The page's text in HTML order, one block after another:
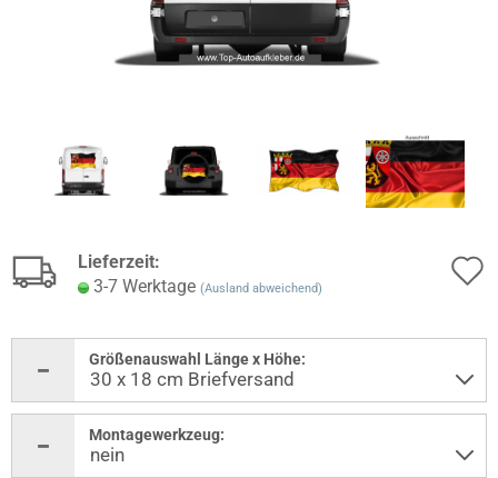
Lieferzeit:
3-7 Werktage (Ausland abweichend)
Größenauswahl Länge x Höhe:
Montagewerkzeug: